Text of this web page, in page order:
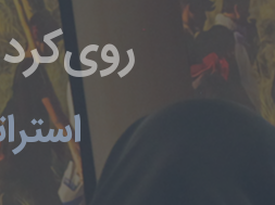
روی‌کرد